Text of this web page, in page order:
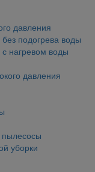
давления
подогрева воды
нагревом воды
давления
уборки